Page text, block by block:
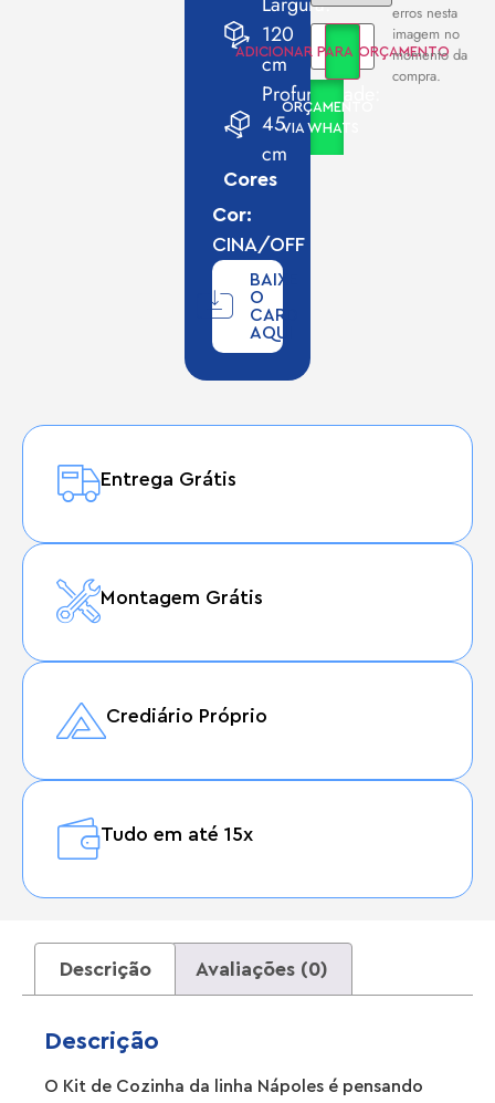
120
cm
Profundidade:
45
cm
Cores
Cor:
CINA/OFF
BAIXE
O
CARD
AQUI
ADICIONAR PARA ORÇAMENTO
ORÇAMENTO
VIA WHATS
erros nesta
imagem no
momento da
compra.
Entrega Grátis
Montagem Grátis
Crediário Próprio
Tudo em até 15x
Descrição Avaliações (0)
Descrição
O Kit de Cozinha da linha Nápoles é pensando